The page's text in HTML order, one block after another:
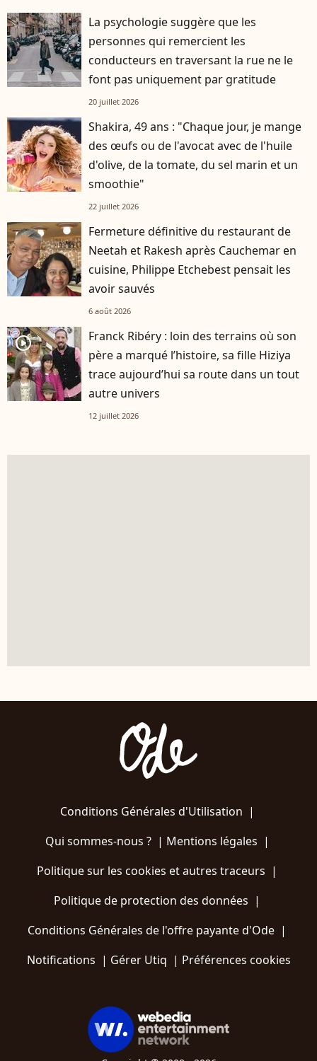
La psychologie suggère que les
personnes qui remercient les
conducteurs en traversant la rue ne le
font pas uniquement par gratitude
20 juillet 2026
Shakira, 49 ans : "Chaque jour, je mange
des œufs ou de l'avocat avec de l'huile
d'olive, de la tomate, du sel marin et un
smoothie"
22 juillet 2026
Fermeture définitive du restaurant de
Neetah et Rakesh après Cauchemar en
cuisine, Philippe Etchebest pensait les
avoir sauvés
6 août 2026
player2
Franck Ribéry : loin des terrains où son
père a marqué l’histoire, sa fille Hiziya
trace aujourd’hui sa route dans un tout
autre univers
12 juillet 2026
Conditions Générales d'Utilisation |
Qui sommes-nous ?| Mentions légales |
Politique sur les cookies et autres traceurs |
Politique de protection des données |
Conditions Générales de l'offre payante d'Ode |
Notifications | Gérer Utiq | Préférences cookies